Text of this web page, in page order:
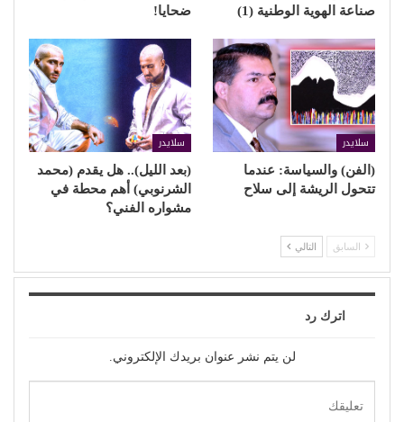
صناعة الهوية الوطنية (1)
ضحايا!
سلايدر
(الفن) والسياسة: عندما
تتحول الريشة إلى سلاح
سلايدر
(بعد الليل).. هل يقدم (محمد
الشرنوبي) أهم محطة في
مشواره الفني؟
السابق التالي
اترك رد
لن يتم نشر عنوان بريدك الإلكتروني.